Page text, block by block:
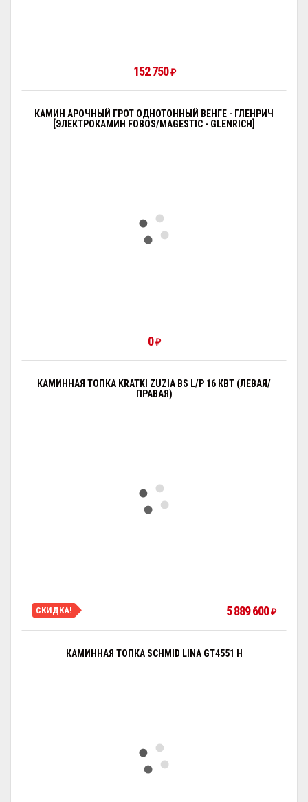
152 750₽
КАМИН АРОЧНЫЙ ГРОТ ОДНОТОННЫЙ ВЕНГЕ - ГЛЕНРИЧ
[ЭЛЕКТРОКАМИН FOBOS/MAGESTIC - GLENRICH]
0₽
КАМИННАЯ ТОПКА KRATKI ZUZIA BS L/P 16 КВТ (ЛЕВАЯ/
ПРАВАЯ)
СКИДКА! 5 889 600₽
КАМИННАЯ ТОПКА SCHMID LINA GT4551 H